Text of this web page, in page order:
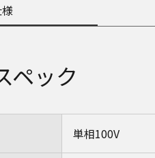
ペック
単相100V